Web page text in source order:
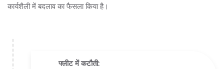
कार्यशैली में बदलाव का फैसला किया है।
फ्लीट में कटौती: